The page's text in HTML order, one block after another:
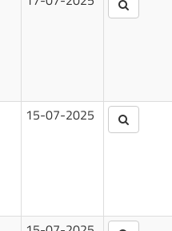
15-07-2025